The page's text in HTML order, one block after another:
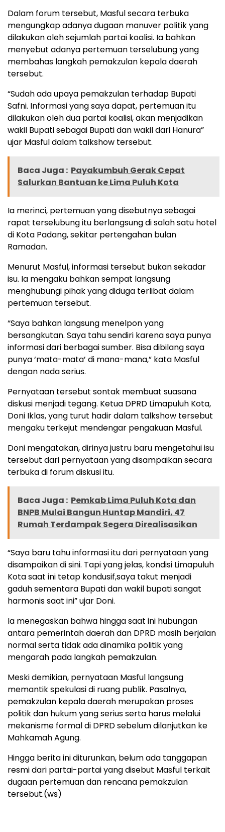
Dalam forum tersebut, Masful secara terbuka
mengungkap adanya dugaan manuver politik yang
dilakukan oleh sejumlah partai koalisi. Ia bahkan
menyebut adanya pertemuan terselubung yang
membahas langkah pemakzulan kepala daerah
tersebut.
“Sudah ada upaya pemakzulan terhadap Bupati
Safni. Informasi yang saya dapat, pertemuan itu
dilakukan oleh dua partai koalisi, akan menjadikan
wakil Bupati sebagai Bupati dan wakil dari Hanura”
ujar Masful dalam talkshow tersebut.
Baca Juga : Payakumbuh Gerak Cepat
Salurkan Bantuan ke Lima Puluh Kota
Ia merinci, pertemuan yang disebutnya sebagai
rapat terselubung itu berlangsung di salah satu hotel
di Kota Padang, sekitar pertengahan bulan
Ramadan.
Menurut Masful, informasi tersebut bukan sekadar
isu. Ia mengaku bahkan sempat langsung
menghubungi pihak yang diduga terlibat dalam
pertemuan tersebut.
“Saya bahkan langsung menelpon yang
bersangkutan. Saya tahu sendiri karena saya punya
informasi dari berbagai sumber. Bisa dibilang saya
punya ‘mata-mata’ di mana-mana,” kata Masful
dengan nada serius.
Pernyataan tersebut sontak membuat suasana
diskusi menjadi tegang. Ketua DPRD Limapuluh Kota,
Doni Iklas, yang turut hadir dalam talkshow tersebut
mengaku terkejut mendengar pengakuan Masful.
Doni mengatakan, dirinya justru baru mengetahui isu
tersebut dari pernyataan yang disampaikan secara
terbuka di forum diskusi itu.
Baca Juga : Pemkab Lima Puluh Kota dan
BNPB Mulai Bangun Huntap Mandiri, 47
Rumah Terdampak Segera Direalisasikan
“Saya baru tahu informasi itu dari pernyataan yang
disampaikan di sini. Tapi yang jelas, kondisi Limapuluh
Kota saat ini tetap kondusif,saya takut menjadi
gaduh sementara Bupati dan wakil bupati sangat
harmonis saat ini” ujar Doni.
Ia menegaskan bahwa hingga saat ini hubungan
antara pemerintah daerah dan DPRD masih berjalan
normal serta tidak ada dinamika politik yang
mengarah pada langkah pemakzulan.
Meski demikian, pernyataan Masful langsung
memantik spekulasi di ruang publik. Pasalnya,
pemakzulan kepala daerah merupakan proses
politik dan hukum yang serius serta harus melalui
mekanisme formal di DPRD sebelum dilanjutkan ke
Mahkamah Agung.
Hingga berita ini diturunkan, belum ada tanggapan
resmi dari partai-partai yang disebut Masful terkait
dugaan pertemuan dan rencana pemakzulan
tersebut.(ws)